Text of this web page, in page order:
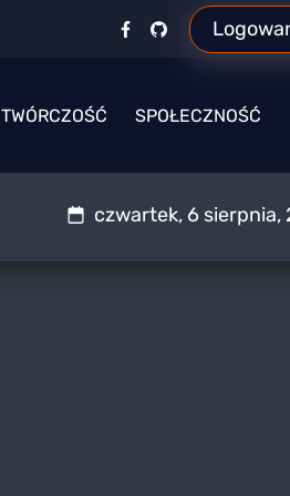
TWÓRCZOŚĆ SPOŁECZNOŚĆ
czwartek, 6 sierpnia,